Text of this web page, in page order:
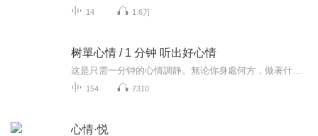
14 1.6万
树單心情 / 1 分钟 听出好心情
154 7310
心情·悦